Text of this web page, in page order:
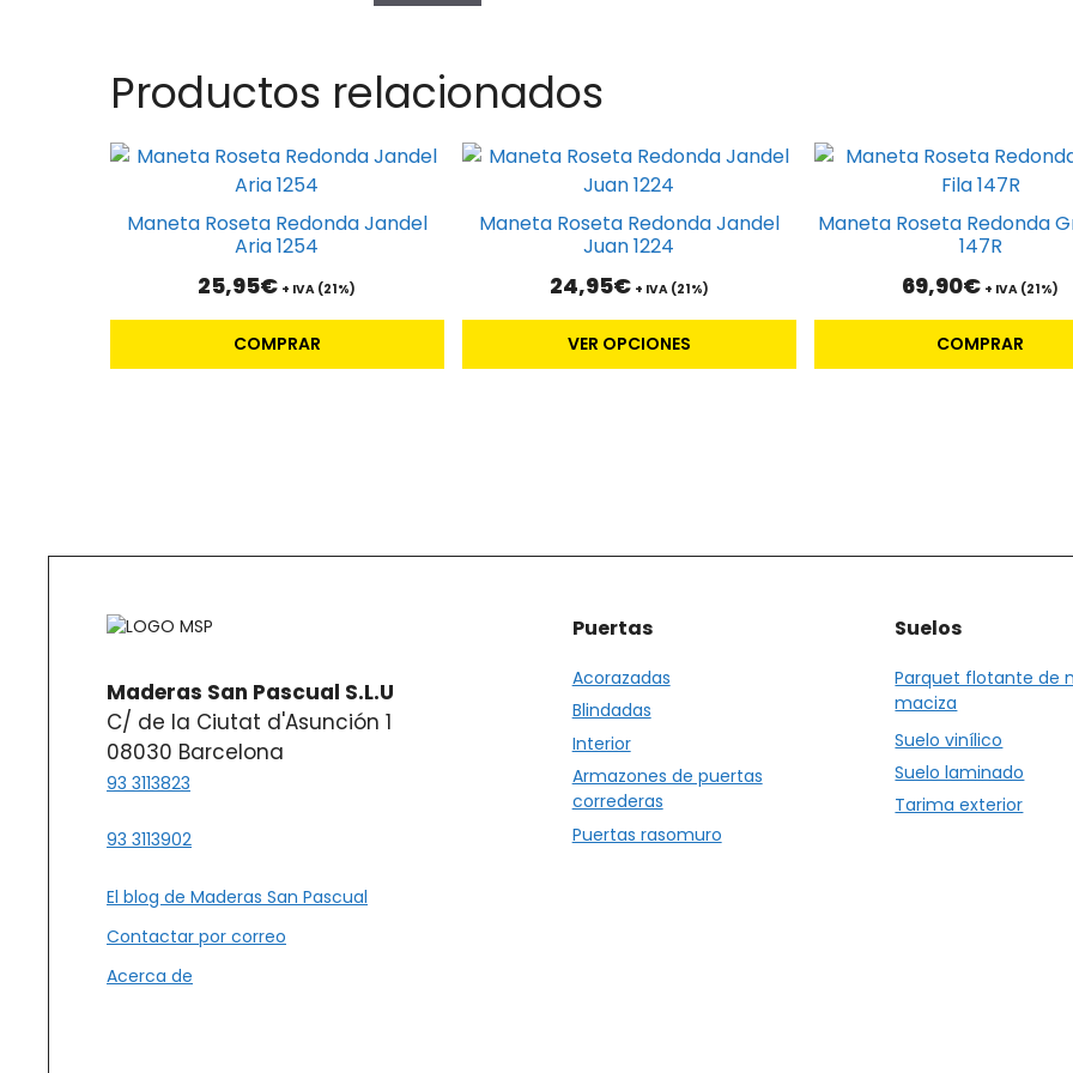
Productos relacionados
Maneta Roseta Redonda Jandel
Aria 1254
25,95€ + IVA (21%)
COMPRAR
Maneta Roseta Redonda Jandel
Juan 1224
24,95€ + IVA (21%)
VER OPCIONES
Este
tiene
opciones
producto
Maneta Roseta Redonda
147R
69,90€ + IVA (21%)
COMPRAR
Maderas San Pascual S.L.U
C/ de la Ciutat d'Asunción 1
08030 Barcelona
93 3113823
93 3113902
El blog de Maderas San Pascual
Contactar por correo
Acerca de
Puertas
Acorazadas
Blindadas
Interior
Armazones de puertas
correderas
Puertas rasomuro
Suelos
Parquet flotante de
maciza
Suelo vinílico
Suelo laminado
Tarima exterior